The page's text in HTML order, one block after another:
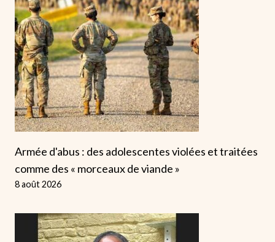
Armée d'abus : des adolescentes violées et traitées
comme des « morceaux de viande »
8 août 2026